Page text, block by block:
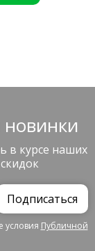
в курсе наших
Подписаться
условия Публичной